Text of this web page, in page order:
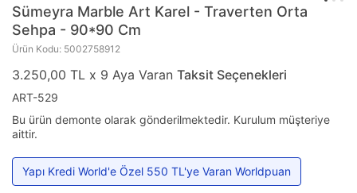
Sümeyra Marble Art Karel - Traverten Orta
Sehpa - 90*90 Cm
Ürün Kodu: 5002758912
3.250,00 TL x 9 Aya Varan Taksit Seçenekleri
ART-529
Bu ürün demonte olarak gönderilmektedir. Kurulum müşteriye
aittir.
Yapı Kredi World'e Özel 550 TL'ye Varan Worldpuan